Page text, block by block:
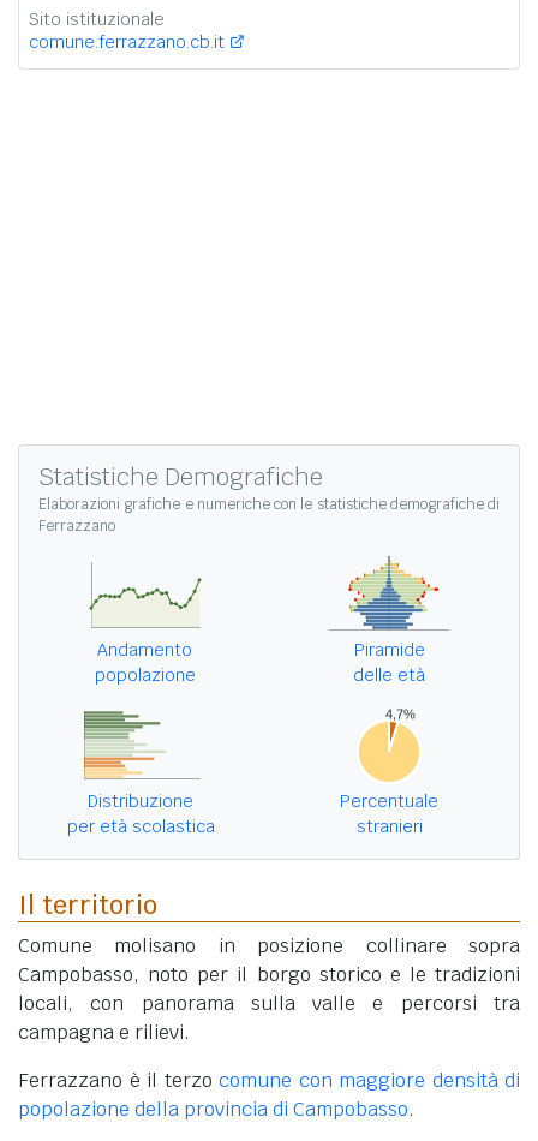
Sito istituzionale
comune.ferrazzano.cb.it
Statistiche Demografiche
Elaborazioni grafiche e numeriche con le statistiche demografiche di
Ferrazzano
Andamento
popolazione
Piramide
delle età
Distribuzione
per età scolastica
Percentuale
stranieri
Il territorio
Comune molisano in posizione collinare sopra
Campobasso, noto per il borgo storico e le tradizioni
locali, con panorama sulla valle e percorsi tra
campagna e rilievi.
Ferrazzano è il terzo comune con maggiore densità di
popolazione della provincia di Campobasso.